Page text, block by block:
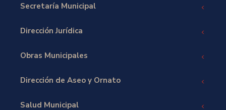
Secretaría Municipal
Dirección Jurídica
Obras Municipales
Dirección de Aseo y Ornato
Salud Municipal